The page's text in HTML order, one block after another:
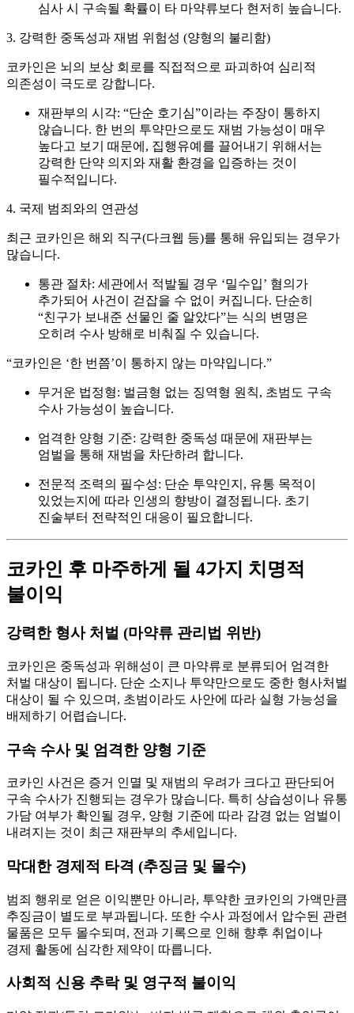
심사 시 구속될 확률이 타 마약류보다 현저히 높습니다.
3. 강력한 중독성과 재범 위험성 (양형의 불리함)
코카인은 뇌의 보상 회로를 직접적으로 파괴하여 심리적
의존성이 극도로 강합니다.
재판부의 시각: “단순 호기심”이라는 주장이 통하지
않습니다. 한 번의 투약만으로도 재범 가능성이 매우
높다고 보기 때문에, 집행유예를 끌어내기 위해서는
강력한 단약 의지 와 재활 환경을 입증하는 것이
필수적입니다.
4. 국제 범죄와의 연관성
최근 코카인은 해외 직구(다크웹 등)를 통해 유입되는 경우가
많습니다.
통관 절차: 세관에서 적발될 경우 ‘밀수입’ 혐의가
추가되어 사건이 걷잡을 수 없이 커집니다. 단순히
“친구가 보내준 선물인 줄 알았다”는 식의 변명은
오히려 수사 방해로 비춰질 수 있습니다.
“코카인은 ‘한 번쯤’이 통하지 않는 마약입니다.”
무거운 법정형: 벌금형 없는 징역형 원칙, 초범도 구속
수사 가능성이 높습니다.
엄격한 양형 기준: 강력한 중독성 때문에 재판부는
엄벌을 통해 재범을 차단하려 합니다.
전문적 조력의 필수성: 단순 투약인지, 유통 목적이
있었는지에 따라 인생의 향방이 결정됩니다. 초기
진술부터 전략적인 대응이 필요합니다.
코카인 후 마주하게 될 4가지 치명적
불이익
강력한 형사 처벌 (마약류 관리법 위반)
코카인은 중독성과 위해성이 큰 마약류로 분류되어 엄격한
처벌 대상이 됩니다. 단순 소지나 투약만으로도 중한 형사처벌
대상이 될 수 있으며, 초범이라도 사안에 따라 실형 가능성을
배제하기 어렵습니다.
구속 수사 및 엄격한 양형 기준
코카인 사건은 증거 인멸 및 재범의 우려가 크다고 판단되어
구속 수사가 진행되는 경우가 많습니다. 특히 상습성이나 유통
가담 여부가 확인될 경우, 양형 기준에 따라 감경 없는 엄벌이
내려지는 것이 최근 재판부의 추세입니다.
막대한 경제적 타격 (추징금 및 몰수)
범죄 행위로 얻은 이익뿐만 아니라, 투약한 코카인의 가액만큼
추징금이 별도로 부과됩니다. 또한 수사 과정에서 압수된 관련
물품은 모두 몰수되며, 전과 기록으로 인해 향후 취업이나
경제 활동에 심각한 제약이 따릅니다.
사회적 신용 추락 및 영구적 불이익